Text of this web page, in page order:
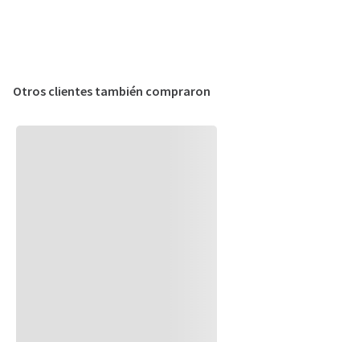
Otros clientes también compraron